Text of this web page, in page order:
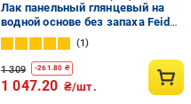
Лак панельный глянцевый на
водной основе без запаха Feidal
Acryl-Panellack 2,5 л
(2034870127)
1
1 309 -261.80 ₴
1 047.20 ₴/шт.